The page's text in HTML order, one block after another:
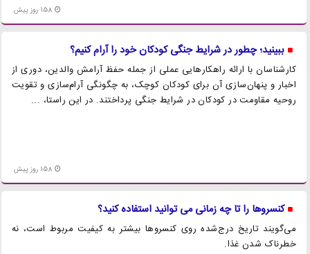
158 روز پیش
ببینید؛ چطور در شرایط جنگی کودکان خود را آرام کنیم؟
کارشناسان با ارائه راهکار‌هایی عملی از جمله حفظ آرامش والدین، دوری از
اخبار و پنهان‌سازی آن برای کودکان کوچک، به چگونگی آرام‌سازی و تقویت
روحیه مقاومت در کودکان در شرایط جنگی پرداختند. در این راستا، ...
158 روز پیش
کنسروها را تا چه زمانی می توانید استفاده کنید؟
می‌گویند تاریخ درج‌شده روی کنسروها بیشتر به کیفیت مربوط است، نه
خطرناک شدن غذا.